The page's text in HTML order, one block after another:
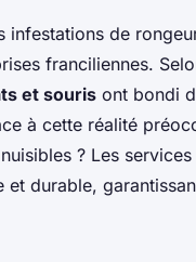
infestations de
franciliennes.
et souris ont bondi
à cette réalité
? Les
et durable,